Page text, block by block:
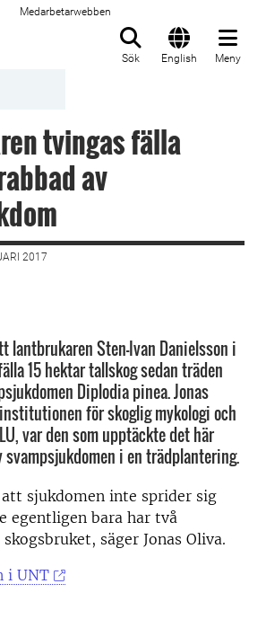
Medarbetarwebben
Sök English Meny
tvingas fälla
av
2017
lantbrukaren Sten-Ivan Danielsson i
15 hektar tallskog sedan träden
Diplodia pinea. Jonas
för skoglig mykologi och
var den som upptäckte det här
i en trädplantering.
sjukdomen inte sprider sig
egentligen bara har två
säger Jonas Oliva.
i UNT